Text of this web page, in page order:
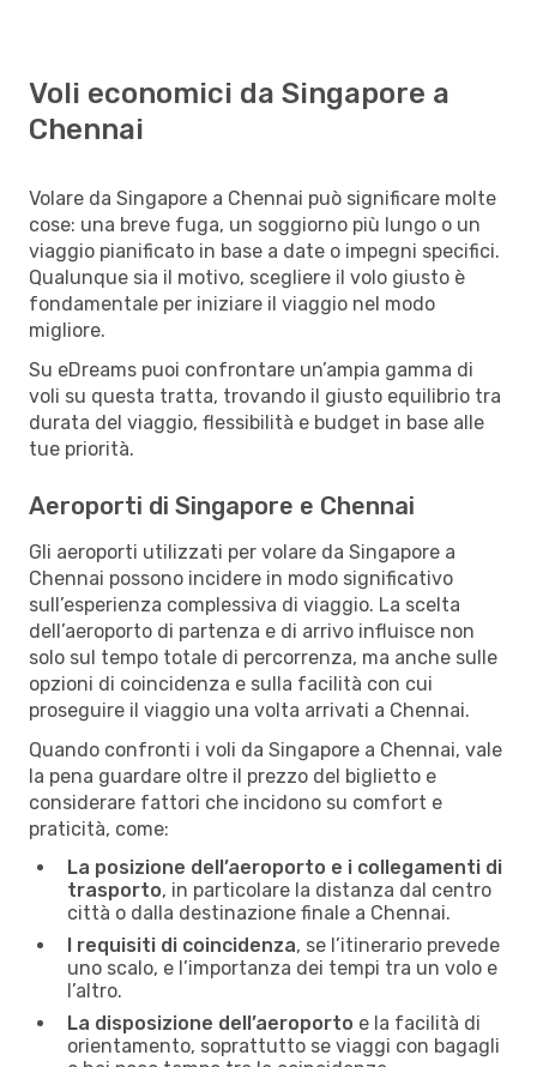
Voli economici da Singapore a
Chennai
Volare da Singapore a Chennai può significare molte
cose: una breve fuga, un soggiorno più lungo o un
viaggio pianificato in base a date o impegni specifici.
Qualunque sia il motivo, scegliere il volo giusto è
fondamentale per iniziare il viaggio nel modo
migliore.
Su eDreams puoi confrontare un’ampia gamma di
voli su questa tratta, trovando il giusto equilibrio tra
durata del viaggio, flessibilità e budget in base alle
tue priorità.
Aeroporti di Singapore e Chennai
Gli aeroporti utilizzati per volare da Singapore a
Chennai possono incidere in modo significativo
sull’esperienza complessiva di viaggio. La scelta
dell’aeroporto di partenza e di arrivo influisce non
solo sul tempo totale di percorrenza, ma anche sulle
opzioni di coincidenza e sulla facilità con cui
proseguire il viaggio una volta arrivati a Chennai.
Quando confronti i voli da Singapore a Chennai, vale
la pena guardare oltre il prezzo del biglietto e
considerare fattori che incidono su comfort e
praticità, come:
La posizione dell’aeroporto e i collegamenti di
trasporto, in particolare la distanza dal centro
città o dalla destinazione finale a Chennai.
I requisiti di coincidenza, se l’itinerario prevede
uno scalo, e l’importanza dei tempi tra un volo e
l’altro.
La disposizione dell’aeroporto e la facilità di
orientamento, soprattutto se viaggi con bagagli